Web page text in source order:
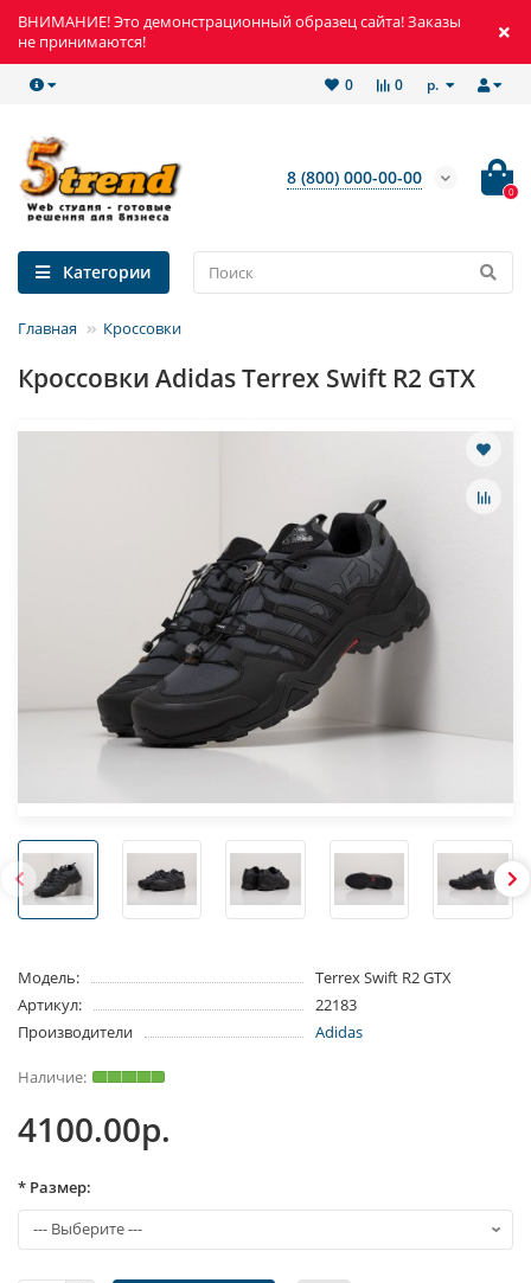
ВНИМАНИЕ! Это демонстрационный образец сайта! Заказы
не принимаются!
р.
0
0
8 (800) 000-00-00
0
Категории
Главная Кроссовки
Кроссовки Adidas Terrex Swift R2 GTX
Модель:
Terrex Swift R2 GTX
Артикул:
22183
Производители
Adidas
4100.00р.
* Размер: